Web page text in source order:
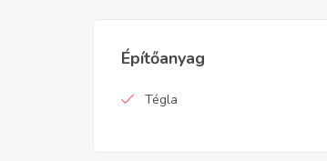
Építőanyag
Tégla